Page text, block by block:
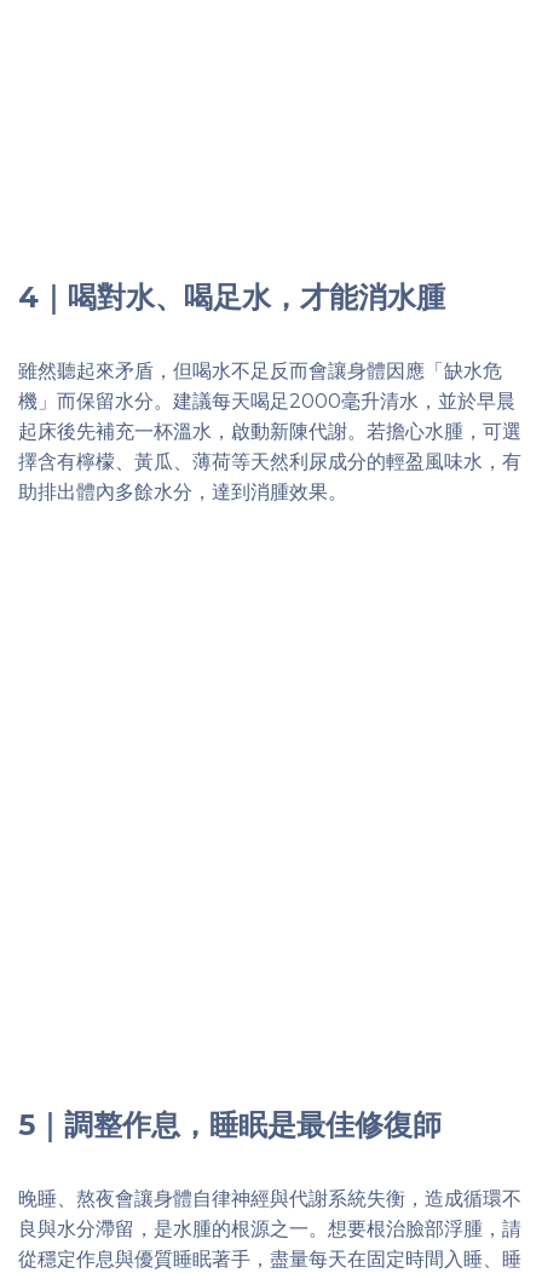
4｜喝對水、喝足水，才能消水腫
雖然聽起來矛盾，但喝水不足反而會讓身體因應「缺水危
機」而保留水分。建議每天喝足2000毫升清水，並於早晨
起床後先補充一杯溫水，啟動新陳代謝。若擔心水腫，可選
擇含有檸檬、黃瓜、薄荷等天然利尿成分的輕盈風味水，有
助排出體內多餘水分，達到消腫效果。
5｜調整作息，睡眠是最佳修復師
晚睡、熬夜會讓身體自律神經與代謝系統失衡，造成循環不
良與水分滯留，是水腫的根源之一。想要根治臉部浮腫，請
從穩定作息與優質睡眠著手，盡量每天在固定時間入睡、睡